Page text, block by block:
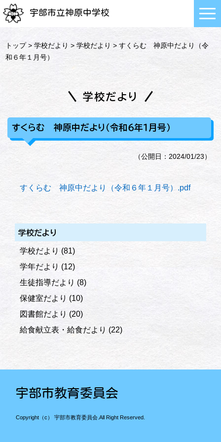
宇部市立神原中学校
トップ>学校だより >学校だより > すくらむ 神原中だより（令
和６年１月号）
学校だより
すくらむ 神原中だより（令和６年１月号）
（公開日：2024/01/23）
すくらむ 神原中だより（令和６年１月号）.pdf
学校だより
学校だより (81)
学年だより (12)
生徒指導だより (8)
保健室だより (10)
図書館だより (20)
給食献立表・給食だより (22)
宇部市教育委員会
Copyright（c） 宇部市教育委員会.All Right Reserved.